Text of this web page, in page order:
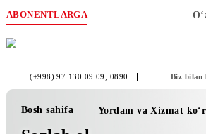
ABONENTLARGA